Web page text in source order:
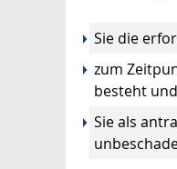
Sie die
zum
besteht und
Sie als